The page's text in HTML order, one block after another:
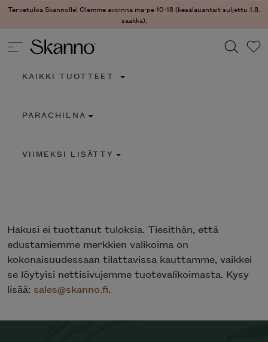
Tervetuloa Skannolle! Olemme avoinna ma-pe 10-18 (kesälauantait suljettu 1.8.
saakka).
Type 2 or more characters for results.
KAIKKI TUOTTEET
PARACHILNA
VIIMEKSI LISÄTTY
Hakusi ei tuottanut tuloksia. Tiesithän, että
edustamiemme merkkien valikoima on
kokonaisuudessaan tilattavissa kauttamme, vaikkei
se löytyisi nettisivujemme tuotevalikoimasta. Kysy
lisää: sales@skanno.fi.